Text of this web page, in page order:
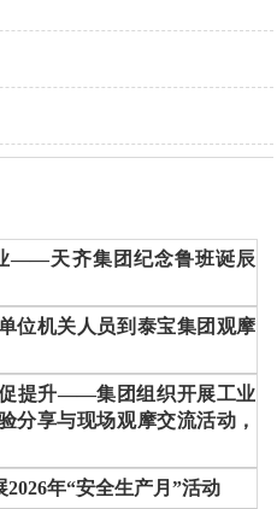
——天齐集团纪念鲁班诞辰
位机关人员到泰宝集团观摩
提升——集团组织开展工业
分享与现场观摩交流活动，
年“安全生产月”活动